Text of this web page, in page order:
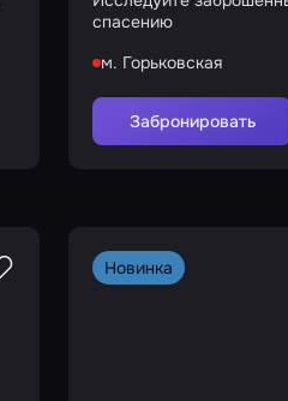
спасению
м. Горьковская
Забронировать
Новинка